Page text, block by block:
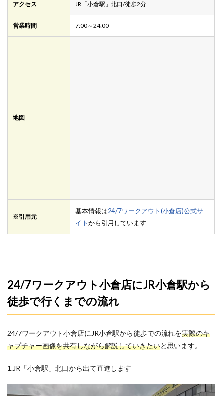
アクセス JR「小倉駅」北口/徒歩2分
営業時間 7:00～24:00
地図
※引用元
基本情報は24/7ワークアウト(小倉店)公式サ
イトから引用しています
24/7ワークアウト小倉店にJR小倉駅から
徒歩で行くまでの流れ
24/7ワークアウト小倉店にJR小倉駅から徒歩での流れを実際のキ
ャプチャー画像を共有しながら解説していきたいと思います。
1.JR「小倉駅」北口から出て直進します